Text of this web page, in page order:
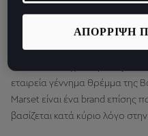
έχουν την ευκαιρία να
όλη τους τη λαμπρότητα.
εταιρεία γέννημα θρέμμα της
Marset είναι ένα brand επίσης
βασίζεται κατά κύριο λόγο
ΑΠΟΡΡΙΨΗ